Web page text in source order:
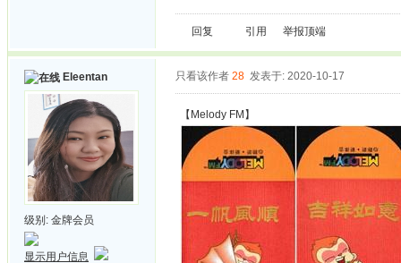
回复 引用 举报顶端
Eleentan
级别: 金牌会员
显示用户信息
只看该作者 28 发表于: 2020-10-17
【Melody FM】